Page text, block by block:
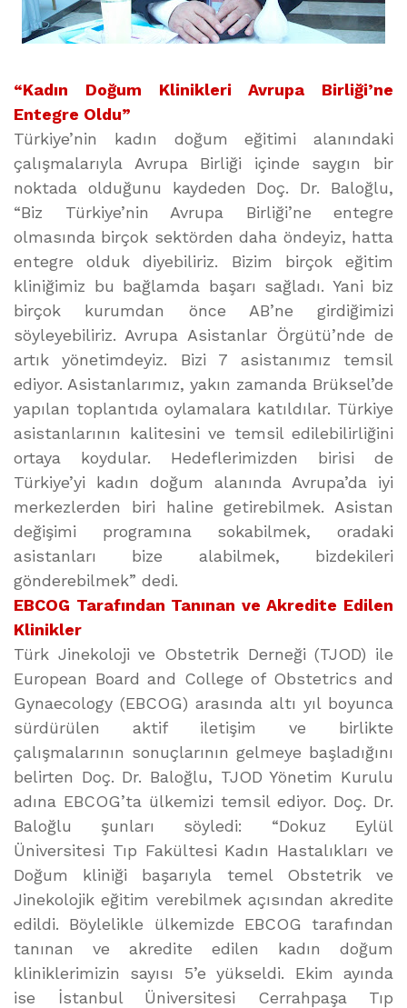
“Kadın Doğum Klinikleri Avrupa Birliği’ne
Entegre Oldu”
Türkiye’nin kadın doğum eğitimi alanındaki
çalışmalarıyla Avrupa Birliği içinde saygın bir
noktada olduğunu kaydeden Doç. Dr. Baloğlu,
“Biz Türkiye’nin Avrupa Birliği’ne entegre
olmasında birçok sektörden daha öndeyiz, hatta
entegre olduk diyebiliriz. Bizim birçok eğitim
kliniğimiz bu bağlamda başarı sağladı. Yani biz
birçok kurumdan önce AB’ne girdiğimizi
söyleyebiliriz. Avrupa Asistanlar Örgütü’nde de
artık yönetimdeyiz. Bizi 7 asistanımız temsil
ediyor. Asistanlarımız, yakın zamanda Brüksel’de
yapılan toplantıda oylamalara katıldılar. Türkiye
asistanlarının kalitesini ve temsil edilebilirliğini
ortaya koydular. Hedeflerimizden birisi de
Türkiye’yi kadın doğum alanında Avrupa’da iyi
merkezlerden biri haline getirebilmek. Asistan
değişimi programına sokabilmek, oradaki
asistanları bize alabilmek, bizdekileri
gönderebilmek” dedi.
EBCOG Tarafından Tanınan ve Akredite Edilen
Klinikler
Türk Jinekoloji ve Obstetrik Derneği (TJOD) ile
European Board and College of Obstetrics and
Gynaecology (EBCOG) arasında altı yıl boyunca
sürdürülen aktif iletişim ve birlikte
çalışmalarının sonuçlarının gelmeye başladığını
belirten Doç. Dr. Baloğlu, TJOD Yönetim Kurulu
adına EBCOG’ta ülkemizi temsil ediyor. Doç. Dr.
Baloğlu şunları söyledi: “Dokuz Eylül
Üniversitesi Tıp Fakültesi Kadın Hastalıkları ve
Doğum kliniği başarıyla temel Obstetrik ve
Jinekolojik eğitim verebilmek açısından akredite
edildi. Böylelikle ülkemizde EBCOG tarafından
tanınan ve akredite edilen kadın doğum
kliniklerimizin sayısı 5’e yükseldi. Ekim ayında
ise İstanbul Üniversitesi Cerrahpaşa Tıp